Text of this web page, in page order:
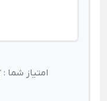
امتیاز شما :